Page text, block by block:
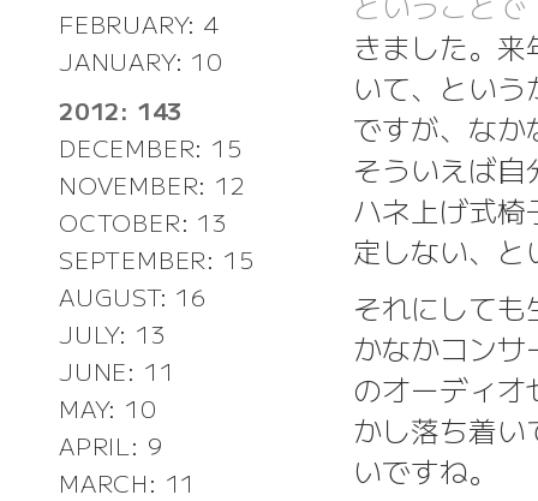
FEBRUARY: 4
JANUARY: 10
2012: 143
DECEMBER: 15
NOVEMBER: 12
OCTOBER: 13
SEPTEMBER: 15
AUGUST: 16
JULY: 13
JUNE: 11
MAY: 10
APRIL: 9
MARCH: 11
きました。
いて、とい
ですが、な
そういえば
ハネ上げ式
定しない、
それにして
かなかコン
のオーディ
かし落ち着
いですね。